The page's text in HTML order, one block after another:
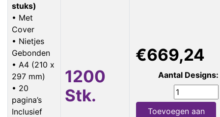
stuks)
• Met
Cover
• Nietjes
Gebonden
• A4 (210 x
297 mm)
• 20
pagina’s
Inclusief
1200
Stk.
€669,24
Aantal Designs:
Toevoegen aan